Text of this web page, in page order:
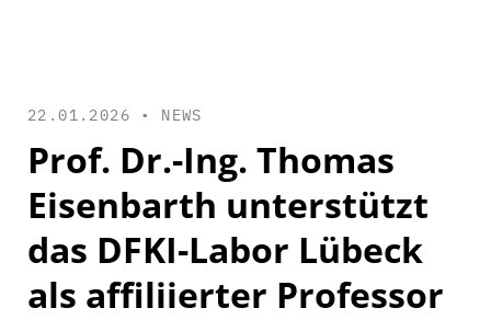
22.01.2026 • NEWS
Prof. Dr.-Ing. Thomas
Eisenbarth unterstützt
das DFKI-Labor Lübeck
als affiliierter Professor